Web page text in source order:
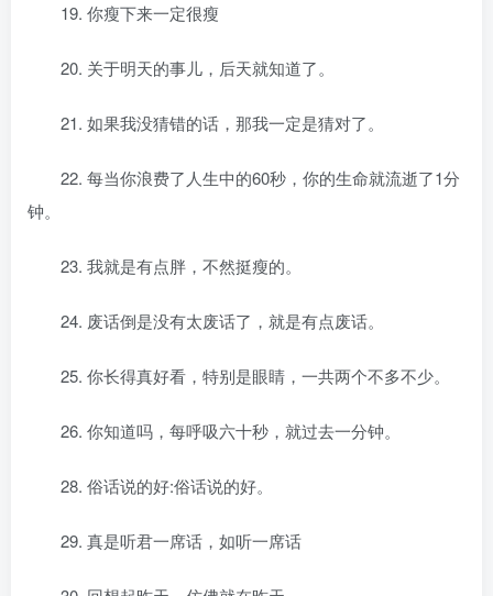
19. 你瘦下来一定很瘦
20. 关于明天的事儿，后天就知道了。
21. 如果我没猜错的话，那我一定是猜对了。
22. 每当你浪费了人生中的60秒，你的生命就流逝了1分
钟。
23. 我就是有点胖，不然挺瘦的。
24. 废话倒是没有太废话了，就是有点废话。
25. 你长得真好看，特别是眼睛，一共两个不多不少。
26. 你知道吗，每呼吸六十秒，就过去一分钟。
28. 俗话说的好:俗话说的好。
29. 真是听君一席话，如听一席话